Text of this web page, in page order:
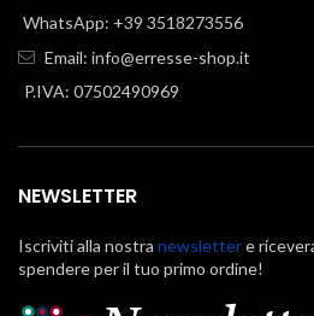
WhatsApp: +39 3518273556
Email: info@erresse-shop.it
P.IVA: 07502490969
NEWSLETTER
Iscriviti alla nostra newslettere
spendere per il tuo primo ordine!